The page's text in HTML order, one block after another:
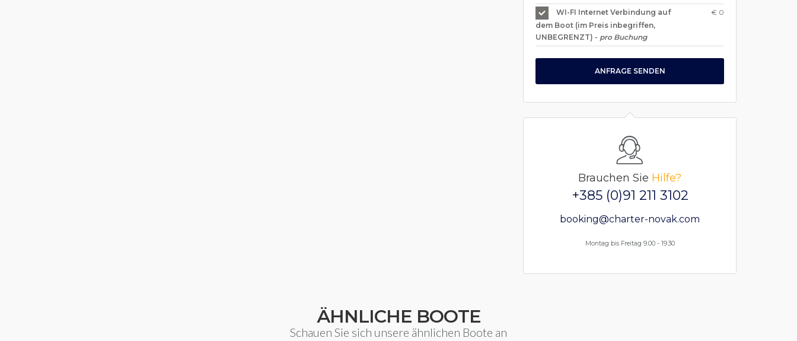
WI-FI Internet Verbindung auf
dem Boot (im Preis inbegriffen,
UNBEGRENZT) - pro Buchung
€ 0
ANFRAGE SENDEN
Brauchen Sie Hilfe?
+385 (0)91 211 3102
booking@charter-novak.com
Montag bis Freitag 9.00 - 19.30
ÄHNLICHE BOOTE
Schauen Sie sich unsere ähnlichen Boote an